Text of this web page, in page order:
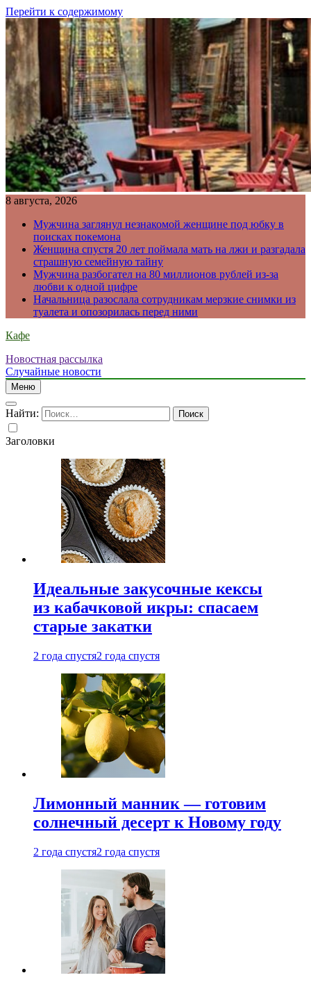
Перейти к содержимому
8 августа, 2026
Мужчина заглянул незнакомой женщине под юбку в
поисках покемона
Женщина спустя 20 лет поймала мать на лжи и разгадала
страшную семейную тайну
Мужчина разбогател на 80 миллионов рублей из-за
любви к одной цифре
Начальница разослала сотрудникам мерзкие снимки из
туалета и опозорилась перед ними
Кафе
Новостная рассылка
Случайные новости
Меню
Найти:
Заголовки
Идеальные закусочные кексы
из кабачковой икры: спасаем
старые закатки
2 года спустя2 года спустя
Лимонный манник — готовим
солнечный десерт к Новому году
2 года спустя2 года спустя